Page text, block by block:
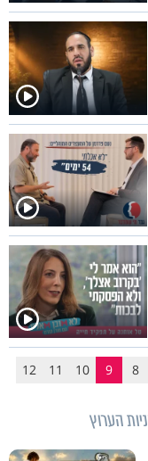
8
9
10
11
12
הערוץ